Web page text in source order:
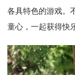
各具特色的游戏。
童心，一起获得快